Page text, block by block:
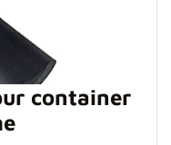
container